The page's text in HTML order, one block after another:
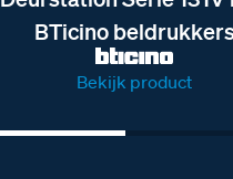
BTicino
Bekijk product